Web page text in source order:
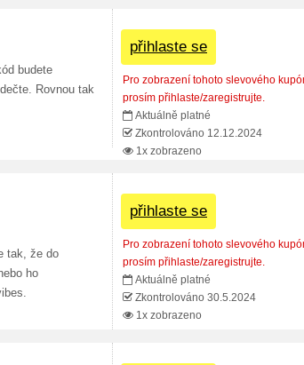
budete
Rovnou tak
přihlaste se
Pro zobrazení tohoto slevového
prosím přihlaste/zaregistrujte.
Aktuálně platné
Zkontrolováno 12.12.2024
1x zobrazeno
tak, že do
ho
přihlaste se
Pro zobrazení tohoto slevového
prosím přihlaste/zaregistrujte.
Aktuálně platné
Zkontrolováno 30.5.2024
1x zobrazeno